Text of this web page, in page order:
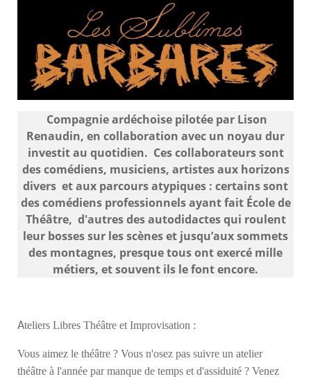
Compagnie ardéchoise pilotée par Lison
Renaudin, en collaboration avec un noyau dur
investit au quotidien. Ces collaborateurs sont
des comédiens, musiciens, artistes aux horizons
divers et aux parcours atypiques : certains sont
des comédiens professionnels ayant fait École de
Théâtre, d'autres des autodidactes qui roulent
leur bosses sur les scènes et jusqu’aux sommets
des montagnes, presque tous ont exercé mille
métiers, et souvent ils le font encore.
Ateliers Libres Théâtre et Improvisation :
Vous aimez le théâtre ? Vous n'osez pas suivre un atelier
théâtre à l'année par manque de temps et d'assiduité ? Venez